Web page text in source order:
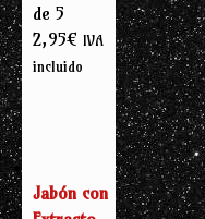
de 5
2,95€ IVA
incluido
Jabón con